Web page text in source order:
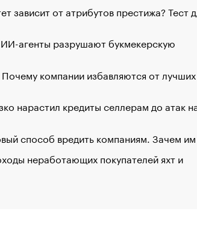
зависит от атрибутов престижа? Тест
агенты разрушают букмекерскую
компании избавляются от лучших
нарастил кредиты селлерам до атак
способ вредить компаниям. Зачем
неработающих покупателей яхт и